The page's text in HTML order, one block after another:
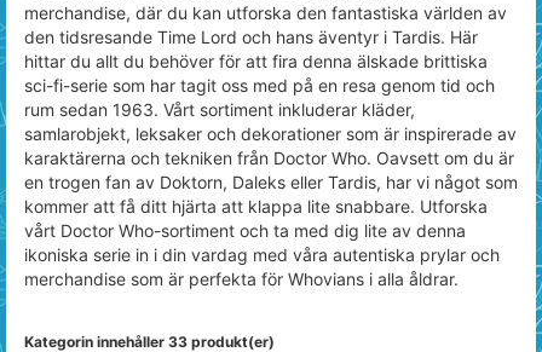
merchandise, där du kan utforska den fantastiska världen av
den tidsresande Time Lord och hans äventyr i Tardis. Här
hittar du allt du behöver för att fira denna älskade brittiska
sci-fi-serie som har tagit oss med på en resa genom tid och
rum sedan 1963. Vårt sortiment inkluderar kläder,
samlarobjekt, leksaker och dekorationer som är inspirerade av
karaktärerna och tekniken från Doctor Who. Oavsett om du är
en trogen fan av Doktorn, Daleks eller Tardis, har vi något som
kommer att få ditt hjärta att klappa lite snabbare. Utforska
vårt Doctor Who-sortiment och ta med dig lite av denna
ikoniska serie in i din vardag med våra autentiska prylar och
merchandise som är perfekta för Whovians i alla åldrar.
Kategorin innehåller 33 produkt(er)